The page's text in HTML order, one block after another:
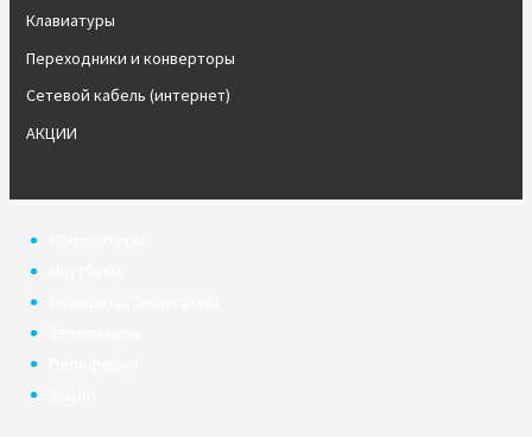
Клавиатуры
Переходники и конверторы
Сетевой кабель (интернет)
АКЦИИ